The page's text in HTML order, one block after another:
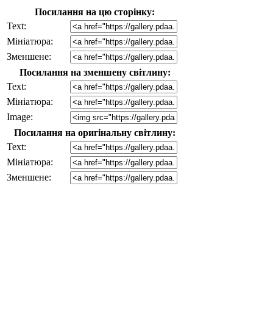
Посилання на цю сторінку:
Text:
Мініатюра:
Зменшене:
Посилання на зменшену світлину:
Text:
Мініатюра:
Image:
Посилання на оригінальну світлину:
Text:
Мініатюра:
Зменшене: